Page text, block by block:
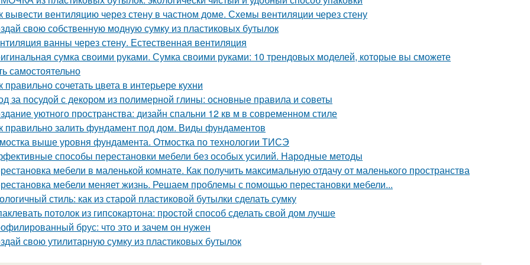
вывести вентиляцию через стену в частном доме. Схемы вентиляции через стену
свою собственную модную сумку из пластиковых бутылок
ванны через стену. Естественная вентиляция
сумка своими руками. Сумка своими руками: 10 трендовых моделей, которые вы сможете
самостоятельно
правильно сочетать цвета в интерьере кухни
за посудой с декором из полимерной глины: основные правила и советы
уютного пространства: дизайн спальни 12 кв м в современном стиле
правильно залить фундамент под дом. Виды фундаментов
выше уровня фундамента. Отмостка по технологии ТИСЭ
способы перестановки мебели без особых усилий. Народные методы
мебели в маленькой комнате. Как получить максимальную отдачу от маленького пространства
мебели меняет жизнь. Решаем проблемы с помощью перестановки мебели...
стиль: как из старой пластиковой бутылки сделать сумку
потолок из гипсокартона: простой способ сделать свой дом лучше
брус: что это и зачем он нужен
свою утилитарную сумку из пластиковых бутылок